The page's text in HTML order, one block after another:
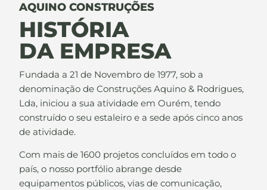
AQUINO CONSTRUÇÕES
HISTÓRIA
DA EMPRESA
Fundada a 21 de Novembro de 1977, sob a
denominação de Construções Aquino & Rodrigues,
Lda, iniciou a sua atividade em Ourém, tendo
construído o seu estaleiro e a sede após cinco anos
de atividade.
Com mais de 1600 projetos concluídos em todo o
país, o nosso portfólio abrange desde
equipamentos públicos, vias de comunicação,